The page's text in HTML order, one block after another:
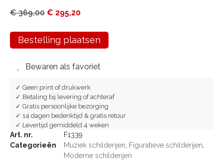
€369,00 € 295,20
Bestelling plaatsen
Bewaren als favoriet
✓ Geen print of drukwerk
✓ Betaling bij levering of achteraf
✓ Gratis persoonlijke bezorging
✓ 14 dagen bedenktijd & gratis retour
✓ Levertijd gemiddeld 4 weken
Art. nr.
F1339
Categorieën
Muziek schilderijen Figuratieve schilderijen
Moderne schilderijen